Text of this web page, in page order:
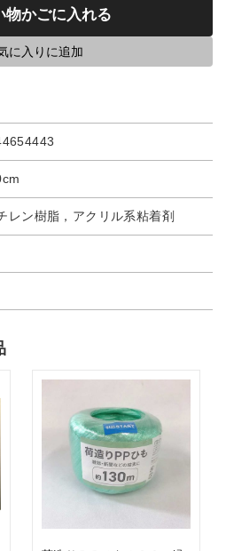
物かごに入れる
に入りに追加
レン樹脂，アクリル系粘着剤